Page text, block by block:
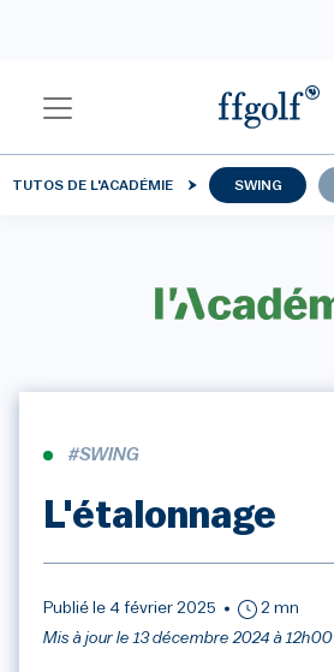
TUTOS DE L'ACADÉMIE SWING
#SWING
L'étalonnage
Publié le 4 février 2025
2 mn
Mis à jour le 13 décembre 2024 à 12h00